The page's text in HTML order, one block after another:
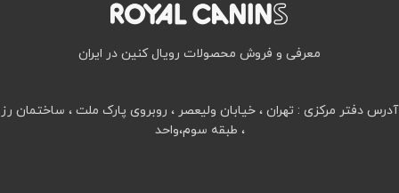
معرفی و فروش محصولات رویال کنین در ایران
آدرس دفتر مرکزی : تهران ، خیابان ولیعصر ، روبروی پارک ملت ، ساختمان رز
، طبقه سوم،واحد